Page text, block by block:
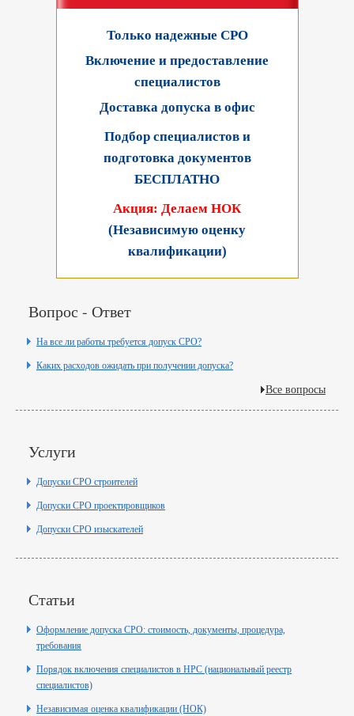
Только надежные СРО
Включение и предоставление
специалистов
Доставка допуска в офис
Подбор специалистов и
подготовка документов
БЕСПЛАТНО
Акция: Делаем НОК
(Независимую оценку
квалификации)
Вопрос - Ответ
На все ли работы требуется допуск СРО?
Каких расходов ожидать при получении допуска?
Все вопросы
Услуги
Допуски СРО строителей
Допуски СРО проектировщиков
Допуски СРО изыскателей
Статьи
Оформление допуска СРО: стоимость, документы, процедура,
требования
Порядок включения специалистов в НРС (национальный реестр
специалистов)
Независимая оценка квалификации (НОК)